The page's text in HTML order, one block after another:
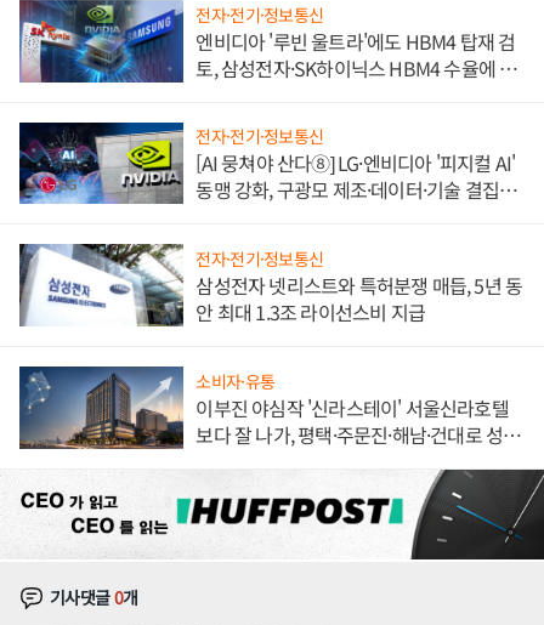
전자·전기·정보통신
엔비디아 '루빈 울트라'에도 HBM4 탑재 검
토, 삼성전자·SK하이닉스 HBM4 수율에 주
전자·전기·정보통신
[AI 뭉쳐야 산다⑧] LG·엔비디아 '피지컬 AI'
동맹 강화, 구광모 제조·데이터·기술 결집
전자·전기·정보통신
삼성전자 넷리스트와 특허분쟁 매듭, 5년 동
안 최대 1.3조 라이선스비 지급
소비자·유통
이부진 야심작 '신라스테이' 서울신라호텔
보다 잘 나가, 평택·주문진·해남·건대로 성
기사댓글0개